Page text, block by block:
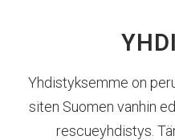
Yhdistyksemme on
siten Suomen vanhin
rescueyhdistys.